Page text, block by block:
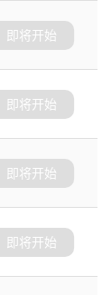
即将开始
即将开始
即将开始
即将开始